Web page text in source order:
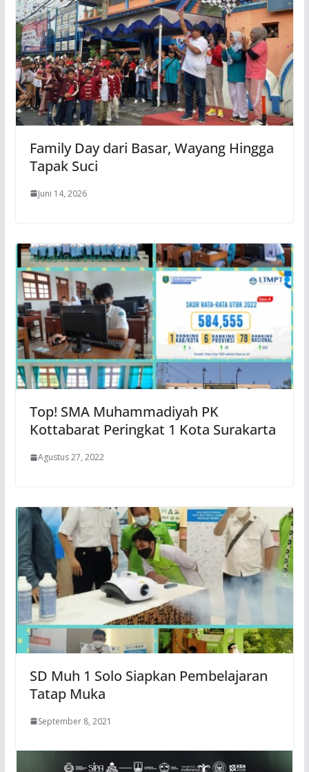
Family Day dari Basar, Wayang Hingga
Tapak Suci
Juni 14, 2026
Top! SMA Muhammadiyah PK
Kottabarat Peringkat 1 Kota Surakarta
Agustus 27, 2022
SD Muh 1 Solo Siapkan Pembelajaran
Tatap Muka
September 8, 2021